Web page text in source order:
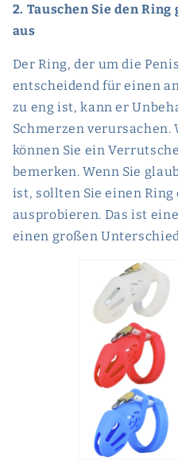
2. Tauschen Sie den
aus
Der Ring, der um die
entscheidend für einen
zu eng ist, kann er
Schmerzen verursachen.
können Sie ein
bemerken. Wenn Sie
ist, sollten Sie einen
ausprobieren. Das ist
einen großen